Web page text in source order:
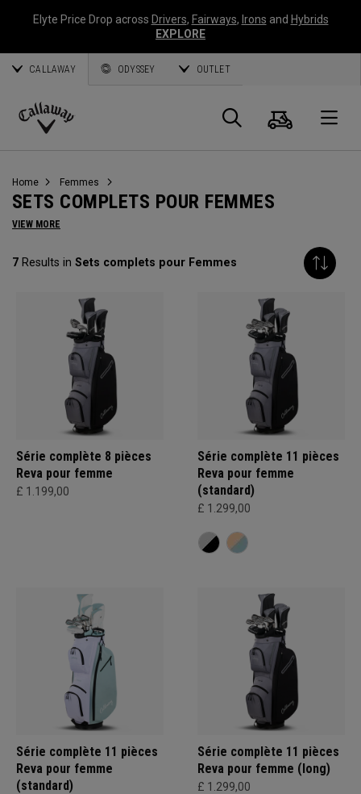
Elyte Price Drop across Drivers, Fairways, Irons and Hybrids
EXPLORE
CALLAWAY ODYSSEY OUTLET
Callaway
Panier
Home Femmes
SETS COMPLETS POUR FEMMES
VIEW MORE
7 Results in Sets complets pour Femmes
Série complète 8 pièces
Reva pour femme
£ 1.199,00
Série complète 11 pièces
Reva pour femme
(standard)
£ 1.299,00
Série complète 11 pièces
Reva pour femme
(standard)
Série complète 11 pièces
Reva pour femme (long)
£ 1.299,00